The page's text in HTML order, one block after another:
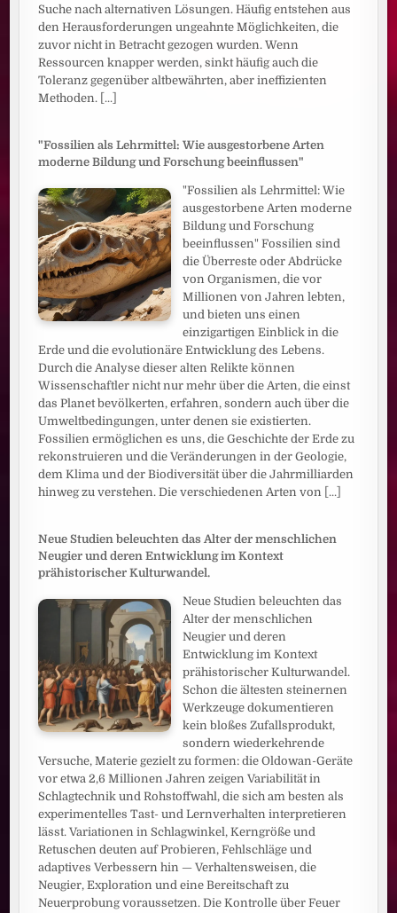
Suche nach alternativen Lösungen. Häufig entstehen aus
den Herausforderungen ungeahnte Möglichkeiten, die
zuvor nicht in Betracht gezogen wurden. Wenn
Ressourcen knapper werden, sinkt häufig auch die
Toleranz gegenüber altbewährten, aber ineffizienten
Methoden. [...]
"Fossilien als Lehrmittel: Wie ausgestorbene Arten
moderne Bildung und Forschung beeinflussen"
"Fossilien als Lehrmittel: Wie
ausgestorbene Arten moderne
Bildung und Forschung
beeinflussen" Fossilien sind
die Überreste oder Abdrücke
von Organismen, die vor
Millionen von Jahren lebten,
und bieten uns einen
einzigartigen Einblick in die
Erde und die evolutionäre Entwicklung des Lebens.
Durch die Analyse dieser alten Relikte können
Wissenschaftler nicht nur mehr über die Arten, die einst
das Planet bevölkerten, erfahren, sondern auch über die
Umweltbedingungen, unter denen sie existierten.
Fossilien ermöglichen es uns, die Geschichte der Erde zu
rekonstruieren und die Veränderungen in der Geologie,
dem Klima und der Biodiversität über die Jahrmilliarden
hinweg zu verstehen. Die verschiedenen Arten von [...]
Neue Studien beleuchten das Alter der menschlichen
Neugier und deren Entwicklung im Kontext
prähistorischer Kulturwandel.
Neue Studien beleuchten das
Alter der menschlichen
Neugier und deren
Entwicklung im Kontext
prähistorischer Kulturwandel.
Schon die ältesten steinernen
Werkzeuge dokumentieren
kein bloßes Zufallsprodukt,
sondern wiederkehrende
Versuche, Materie gezielt zu formen: die Oldowan-Geräte
vor etwa 2,6 Millionen Jahren zeigen Variabilität in
Schlagtechnik und Rohstoffwahl, die sich am besten als
experimentelles Tast- und Lernverhalten interpretieren
lässt. Variationen in Schlagwinkel, Kerngröße und
Retuschen deuten auf Probieren, Fehlschläge und
adaptives Verbessern hin — Verhaltensweisen, die
Neugier, Exploration und eine Bereitschaft zu
Neuerprobung voraussetzen. Die Kontrolle über Feuer